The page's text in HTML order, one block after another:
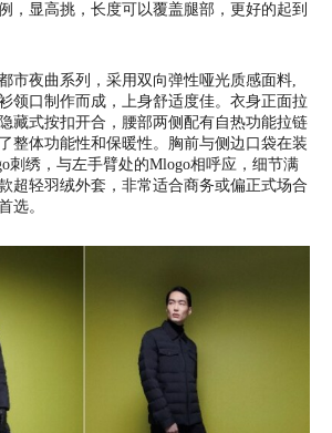
，显高挑，长度可以覆盖腿部，更好的起到
市夜曲系列，采用双向弹性哑光质感面料,
领口制作而成，上身舒适度佳。衣身正面拉
藏式按扣开合，腰部两侧配有自热功能拉链
整体功能性和保暖性。胸前与侧边口袋在装
刺绣，与左手臂处的Mlogo相呼应，细节满
超轻羽绒外套，非常适合商务或偏正式场合
选。